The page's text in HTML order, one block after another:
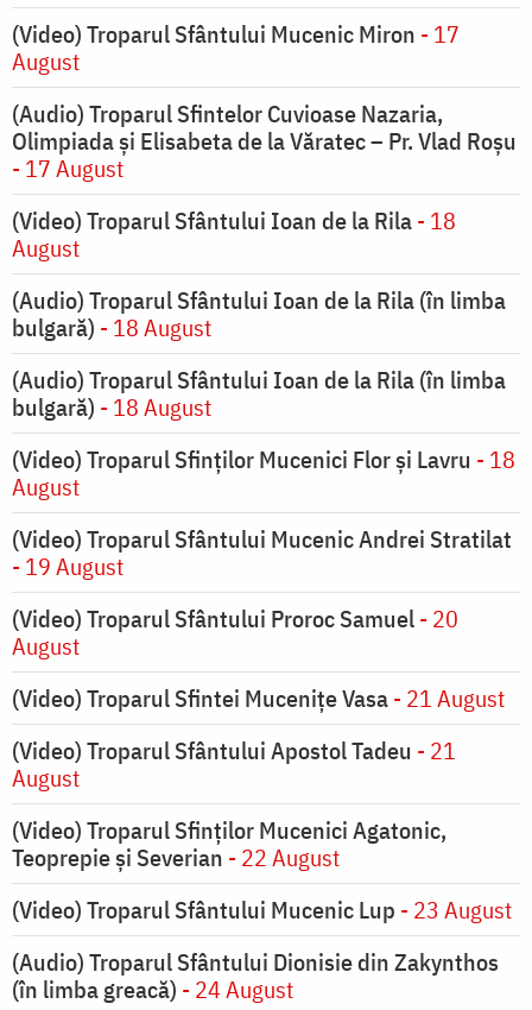
(Video) Troparul Sfântului Mucenic Miron - 17
August
(Audio) Troparul Sfintelor Cuvioase Nazaria,
Olimpiada și Elisabeta de la Văratec – Pr. Vlad Roșu
- 17 August
(Video) Troparul Sfântului Ioan de la Rila- 18
August
(Audio) Troparul Sfântului Ioan de la Rila (în limba
bulgară) - 18 August
(Audio) Troparul Sfântului Ioan de la Rila (în limba
bulgară) - 18 August
(Video) Troparul Sfinților Mucenici Flor și Lavru - 18
August
(Video) Troparul Sfântului Mucenic Andrei Stratilat
- 19 August
(Video) Troparul Sfântului Proroc Samuel- 20
August
(Video) Troparul Sfintei Mucenițe Vasa- 21 August
(Video) Troparul Sfântului Apostol Tadeu - 21
August
(Video) Troparul Sfinților Mucenici Agatonic,
Teoprepie și Severian - 22 August
(Video) Troparul Sfântului Mucenic Lup - 23 August
(Audio) Troparul Sfântului Dionisie din Zakynthos
(în limba greacă) - 24 August